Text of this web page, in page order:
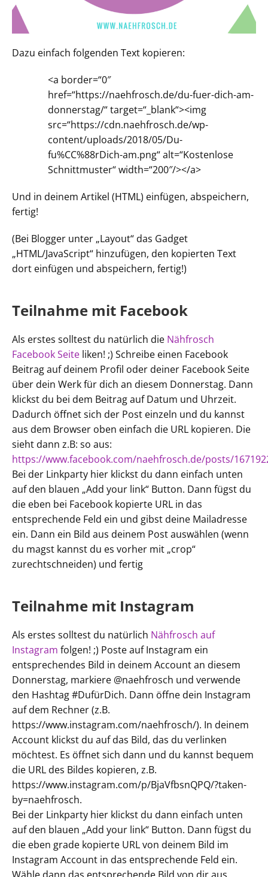
Dazu einfach folgenden Text kopieren:
<a border=“0″
href=“https://naehfrosch.de/du-fuer-dich-am-
donnerstag/“ target=“_blank“><img
src=“https://cdn.naehfrosch.de/wp-
content/uploads/2018/05/Du-
fu%CC%88rDich-am.png“ alt=“Kostenlose
Schnittmuster“ width=“200″/></a>
Und in deinem Artikel (HTML) einfügen, abspeichern,
fertig!
(Bei Blogger unter „Layout“ das Gadget
„HTML/JavaScript“ hinzufügen, den kopierten Text
dort einfügen und abspeichern, fertig!)
Teilnahme mit Facebook
Als erstes solltest du natürlich die Nähfrosch
Facebook Seite liken! ;) Schreibe einen Facebook
Beitrag auf deinem Profil oder deiner Facebook Seite
über dein Werk für dich an diesem Donnerstag. Dann
klickst du bei dem Beitrag auf Datum und Uhrzeit.
Dadurch öffnet sich der Post einzeln und du kannst
aus dem Browser oben einfach die URL kopieren. Die
sieht dann z.B: so aus:
https://www.facebook.com/naehfrosch.de/posts/
Bei der Linkparty hier klickst du dann einfach unten
auf den blauen „Add your link“ Button. Dann fügst du
die eben bei Facebook kopierte URL in das
entsprechende Feld ein und gibst deine Mailadresse
ein. Dann ein Bild aus deinem Post auswählen (wenn
du magst kannst du es vorher mit „crop“
zurechtschneiden) und fertig
Teilnahme mit Instagram
Als erstes solltest du natürlich Nähfrosch auf
Instagram folgen! ;) Poste auf Instagram ein
entsprechendes Bild in deinem Account an diesem
Donnerstag, markiere @naehfrosch und verwende
den Hashtag #DufürDich. Dann öffne dein Instagram
auf dem Rechner (z.B.
https://www.instagram.com/naehfrosch/). In deinem
Account klickst du auf das Bild, das du verlinken
möchtest. Es öffnet sich dann und du kannst bequem
die URL des Bildes kopieren, z.B.
https://www.instagram.com/p/BjaVfbsnQPQ/?taken-
by=naehfrosch.
Bei der Linkparty hier klickst du dann einfach unten
auf den blauen „Add your link“ Button. Dann fügst du
die eben grade kopierte URL von deinem Bild im
Instagram Account in das entsprechende Feld ein.
Wähle dann das entsprechende Bild von dir aus,